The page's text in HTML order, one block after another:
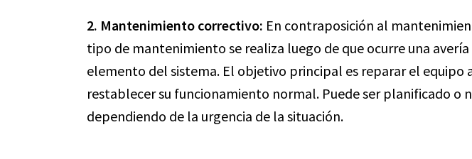
2. Mantenimiento correctivo: En contraposición al
tipo de mantenimiento se realiza luego de que ocurre una
elemento del sistema. El objetivo principal es reparar el equipo
restablecer su funcionamiento normal. Puede ser planificado o
dependiendo de la urgencia de la situación.